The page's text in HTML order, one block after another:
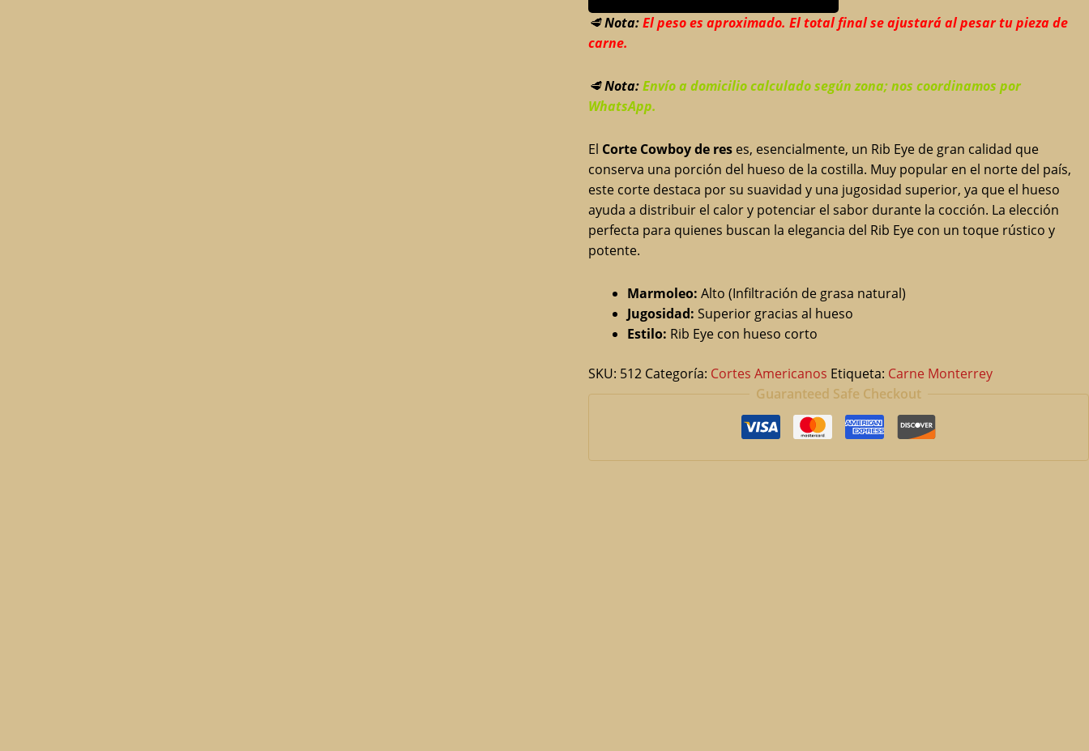
🥩Nota:El peso es aproximado. El total final se ajustará al pesar tu pieza de
carne.
🥩Nota:Envío a domicilio calculado según zona; nos coordinamos por
WhatsApp.
El Corte Cowboy de reses, esencialmente, un Rib Eye de gran calidad que
conserva una porción del hueso de la costilla. Muy popular en el norte del país,
este corte destaca por su suavidad y una jugosidad superior, ya que el hueso
ayuda a distribuir el calor y potenciar el sabor durante la cocción. La elección
perfecta para quienes buscan la elegancia del Rib Eye con un toque rústico y
potente.
Marmoleo: Alto (Infiltración de grasa natural)
Jugosidad: Superior gracias al hueso
Estilo: Rib Eye con hueso corto
SKU: 512 Categoría: Cortes Americanos Etiqueta: Carne Monterrey
Guaranteed Safe Checkout